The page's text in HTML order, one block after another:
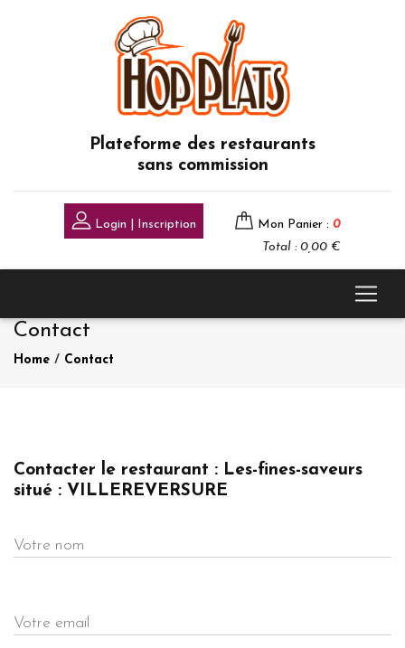
Plateforme des restaurants
sans commission
Login | Inscription Mon Panier : 0
Total : 0,00 €
Contact
Home / Contact
Contacter le restaurant : Les-fines-saveurs
situé : VILLEREVERSURE
Votre nom
Votre email